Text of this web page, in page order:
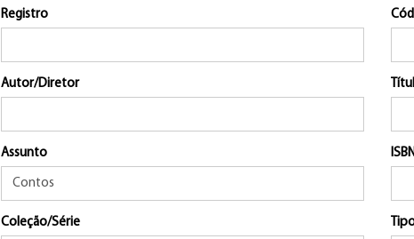
Registro
Autor/Diretor
Assunto
Coleção/Série